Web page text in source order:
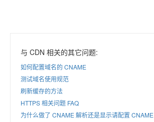
与 CDN 相关的其它问题:
如何配置域名的 CNAME
测试域名使用规范
刷新缓存的方法
HTTPS 相关问题 FAQ
为什么做了 CNAME 解析还是显示请配置 CNAME